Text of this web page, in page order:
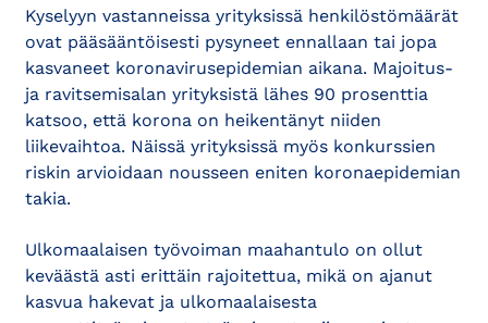
Kyselyyn vastanneissa yrityksissä henkilöstömäärät
ovat pääsääntöisesti pysyneet ennallaan tai jopa
kasvaneet koronavirusepidemian aikana. Majoitus-
ja ravitsemisalan yrityksistä lähes 90 prosenttia
katsoo, että korona on heikentänyt niiden
liikevaihtoa. Näissä yrityksissä myös konkurssien
riskin arvioidaan nousseen eniten koronaepidemian
takia.
Ulkomaalaisen työvoiman maahantulo on ollut
keväästä asti erittäin rajoitettua, mikä on ajanut
kasvua hakevat ja ulkomaalaisesta